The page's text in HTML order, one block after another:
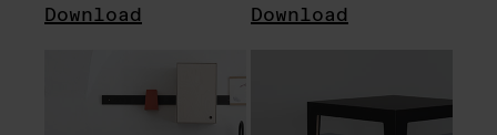
Download Download